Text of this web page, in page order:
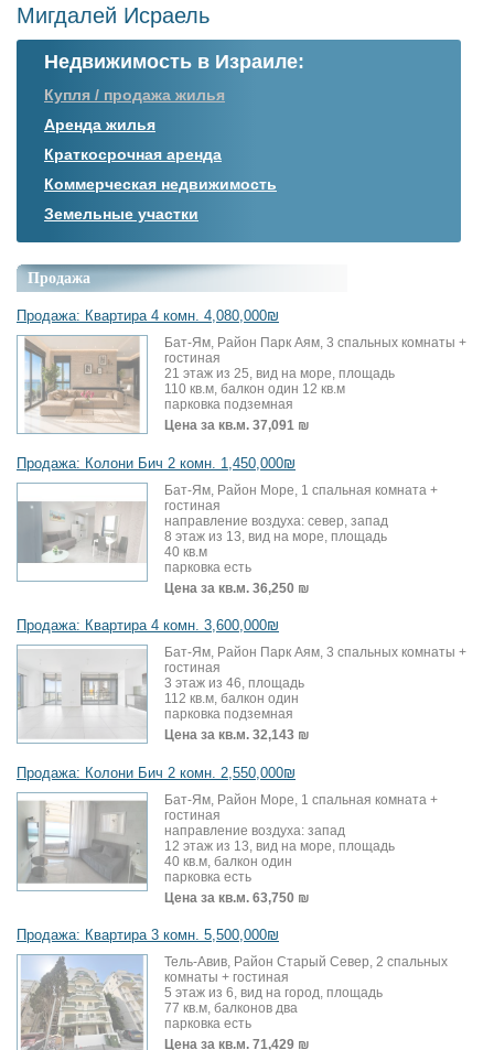
Мигдалей Исраель
Недвижимость в Израиле:
Купля / продажа жилья
Аренда жилья
Краткосрочная аренда
Коммерческая недвижимость
Земельные участки
Продажа
Продажа: Квартира 4 комн. 4,080,000₪
Бат-Ям, Район Парк Аям, 3 спальных комнаты +
гостиная
21 этаж из 25, вид на море, площадь
110 кв.м, балкон один 12 кв.м
парковка подземная
Цена за кв.м. 37,091 ₪
Продажа: Колони Бич 2 комн. 1,450,000₪
Бат-Ям, Район Море, 1 спальная комната +
гостиная
направление воздуха: север, запад
8 этаж из 13, вид на море, площадь
40 кв.м
парковка есть
Цена за кв.м. 36,250 ₪
Продажа: Квартира 4 комн. 3,600,000₪
Бат-Ям, Район Парк Аям, 3 спальных комнаты +
гостиная
3 этаж из 46, площадь
112 кв.м, балкон один
парковка подземная
Цена за кв.м. 32,143 ₪
Продажа: Колони Бич 2 комн. 2,550,000₪
Бат-Ям, Район Море, 1 спальная комната +
гостиная
направление воздуха: запад
12 этаж из 13, вид на море, площадь
40 кв.м, балкон один
парковка есть
Цена за кв.м. 63,750 ₪
Продажа: Квартира 3 комн. 5,500,000₪
Тель-Авив, Район Старый Север, 2 спальных
комнаты + гостиная
5 этаж из 6, вид на город, площадь
77 кв.м, балконов два
парковка есть
Цена за кв.м. 71,429 ₪